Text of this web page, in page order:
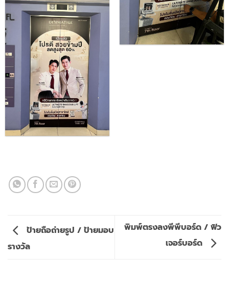
ป้ายถือถ่ายรูป / ป้ายมอบ
รางวัล
พิมพ์ตรงลงพีพีบอร์ด / ฟิว
เจอร์บอร์ด